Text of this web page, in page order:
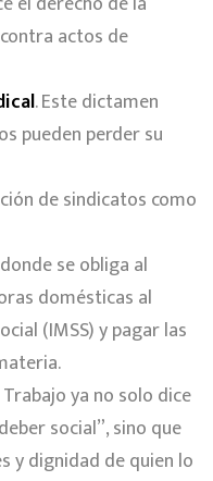
actos de
. Este dictamen
pueden perder su
de sindicatos como
se obliga al
domésticas al
(IMSS) y pagar las
ya no solo dice
social”, sino que
y dignidad de quien lo